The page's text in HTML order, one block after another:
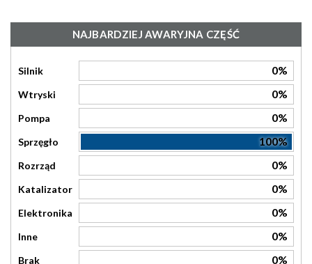
NAJBARDZIEJ AWARYJNA CZĘŚĆ
Silnik 0%
Wtryski 0%
Pompa 0%
Sprzęgło 100%
Rozrząd 0%
Katalizator 0%
Elektronika 0%
Inne 0%
Brak 0%